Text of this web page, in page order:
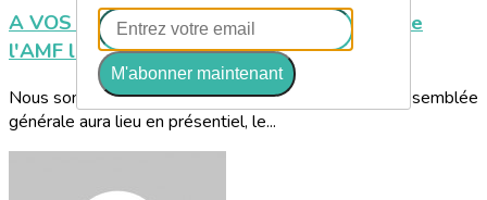
A VOS AGENDAS ! Assemblée générale de
l'AMF le samedi 21 novembre à Paris
Nous sommes heureux de vous informer que notre assemblée
générale aura lieu en présentiel, le...
M'abonner maintenant